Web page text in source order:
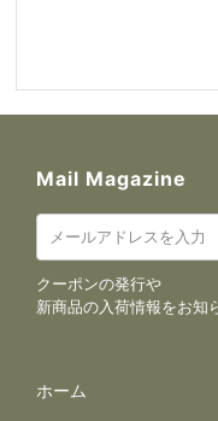
Mail Magazine
クーポンの発行や
新商品の入荷情報をお知
サイトナビゲーショ
ホーム